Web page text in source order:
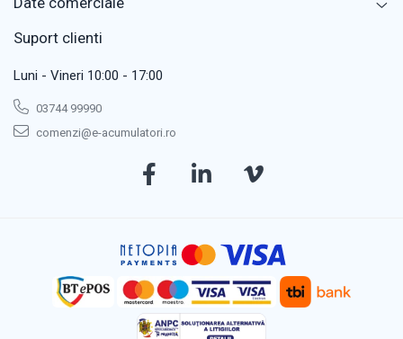
Suport clienti
Luni - Vineri 10:00 - 17:00
03744 99990
comenzi@e-acumulatori.ro